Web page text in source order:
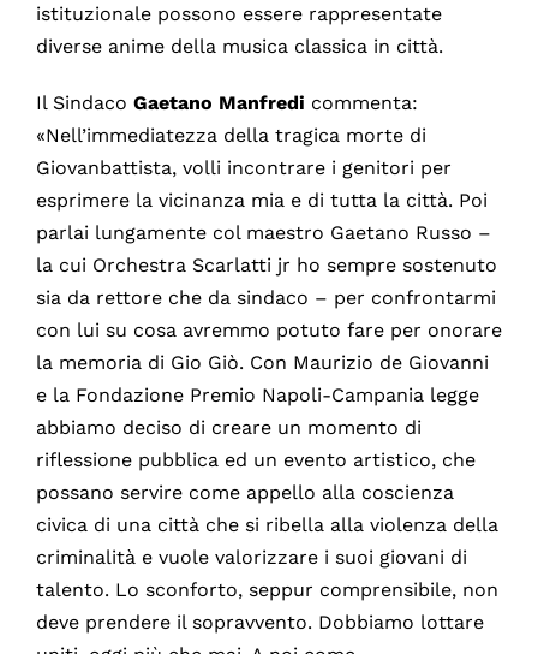
istituzionale possono essere rappresentate
diverse anime della musica classica in città.
Il Sindaco Gaetano Manfredi commenta:
«Nell’immediatezza della tragica morte di
Giovanbattista, volli incontrare i genitori per
esprimere la vicinanza mia e di tutta la città. Poi
parlai lungamente col maestro Gaetano Russo –
la cui Orchestra Scarlatti jr ho sempre sostenuto
sia da rettore che da sindaco – per confrontarmi
con lui su cosa avremmo potuto fare per onorare
la memoria di Gio Giò. Con Maurizio de Giovanni
e la Fondazione Premio Napoli-Campania legge
abbiamo deciso di creare un momento di
riflessione pubblica ed un evento artistico, che
possano servire come appello alla coscienza
civica di una città che si ribella alla violenza della
criminalità e vuole valorizzare i suoi giovani di
talento. Lo sconforto, seppur comprensibile, non
deve prendere il sopravvento. Dobbiamo lottare